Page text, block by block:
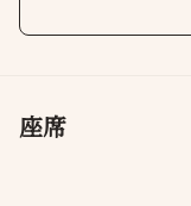
座席